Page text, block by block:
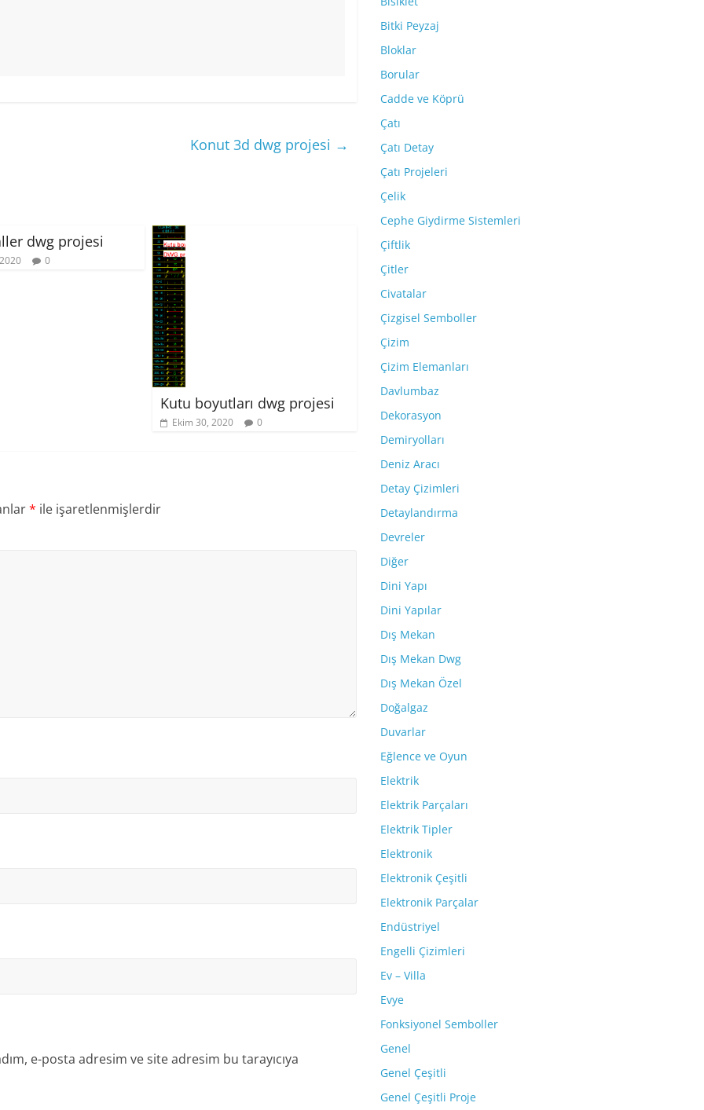
Konut 3d dwg projesi →
dwg projesi
0
Kutu boyutları dwg projesi
Ekim 30, 2020 0
* ile işaretlenmişlerdir
e-posta adresim ve site adresim bu tarayıcıya
Bitki Peyzaj
Bloklar
Borular
Cadde ve Köprü
Çatı
Çatı Detay
Çatı Projeleri
Çelik
Cephe Giydirme Sistemleri
Çiftlik
Çitler
Civatalar
Çizgisel Semboller
Çizim
Çizim Elemanları
Davlumbaz
Dekorasyon
Demiryolları
Deniz Aracı
Detay Çizimleri
Detaylandırma
Devreler
Diğer
Dini Yapı
Dini Yapılar
Dış Mekan
Dış Mekan Dwg
Dış Mekan Özel
Doğalgaz
Duvarlar
Eğlence ve Oyun
Elektrik
Elektrik Parçaları
Elektrik Tipler
Elektronik
Elektronik Çeşitli
Elektronik Parçalar
Endüstriyel
Engelli Çizimleri
Ev – Villa
Evye
Fonksiyonel Semboller
Genel
Genel Çeşitli
Genel Çeşitli Proje